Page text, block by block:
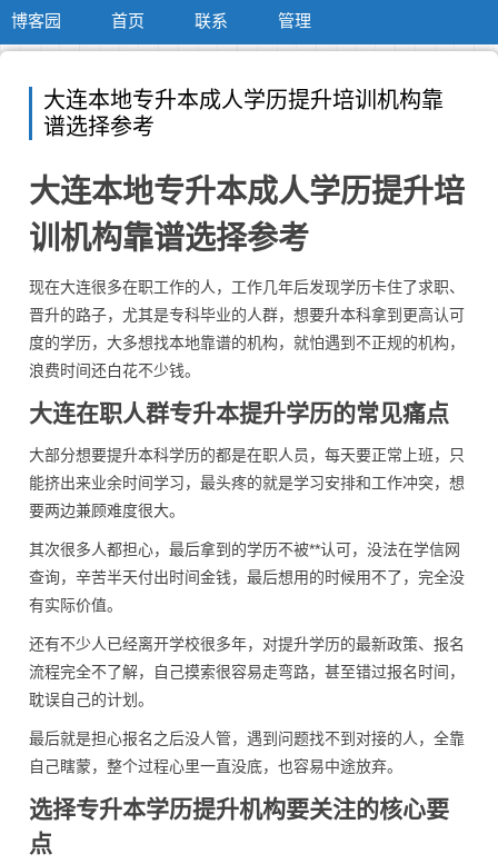
博客园 首页 联系 管理
大连本地专升本成人学历提升培训机构靠
谱选择参考
大连本地专升本成人学历提升培
训机构靠谱选择参考
现在大连很多在职工作的人，工作几年后发现学历卡住了求职、
晋升的路子，尤其是专科毕业的人群，想要升本科拿到更高认可
度的学历，大多想找本地靠谱的机构，就怕遇到不正规的机构，
浪费时间还白花不少钱。
大连在职人群专升本提升学历的常见痛点
大部分想要提升本科学历的都是在职人员，每天要正常上班，只
能挤出来业余时间学习，最头疼的就是学习安排和工作冲突，想
要两边兼顾难度很大。
其次很多人都担心，最后拿到的学历不被**认可，没法在学信网
查询，辛苦半天付出时间金钱，最后想用的时候用不了，完全没
有实际价值。
还有不少人已经离开学校很多年，对提升学历的最新政策、报名
流程完全不了解，自己摸索很容易走弯路，甚至错过报名时间，
耽误自己的计划。
最后就是担心报名之后没人管，遇到问题找不到对接的人，全靠
自己瞎蒙，整个过程心里一直没底，也容易中途放弃。
选择专升本学历提升机构要关注的核心要
点